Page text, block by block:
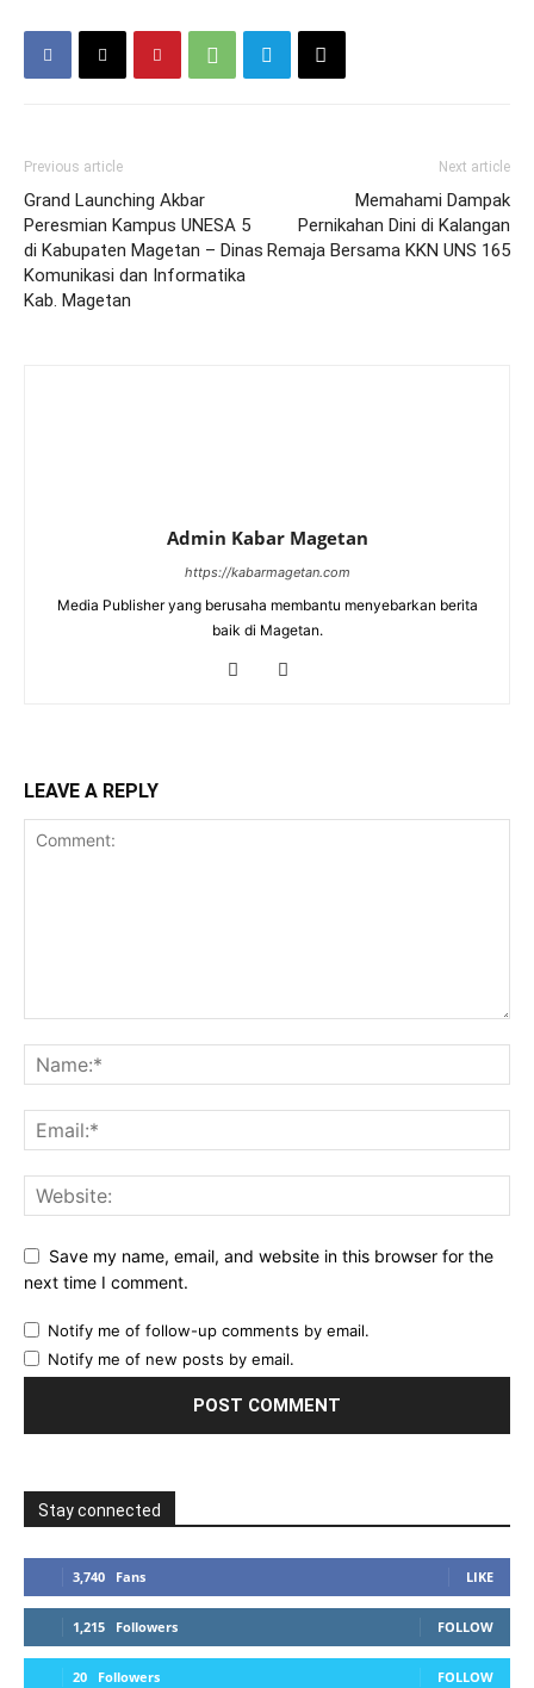
Previous article
Grand Launching Akbar
Peresmian Kampus UNESA 5
di Kabupaten Magetan – Dinas
Komunikasi dan Informatika
Kab. Magetan
Next article
Memahami Dampak
Pernikahan Dini di Kalangan
Remaja Bersama KKN UNS 165
Admin Kabar Magetan
https://kabarmagetan.com
Media Publisher yang berusaha membantu menyebarkan berita
baik di Magetan.
LEAVE A REPLY
Save my name, email, and website in this browser for the
next time I comment.
Notify me of follow-up comments by email.
Notify me of new posts by email.
Stay connected
3,740 Fans LIKE
1,215 Followers FOLLOW
20 Followers FOLLOW